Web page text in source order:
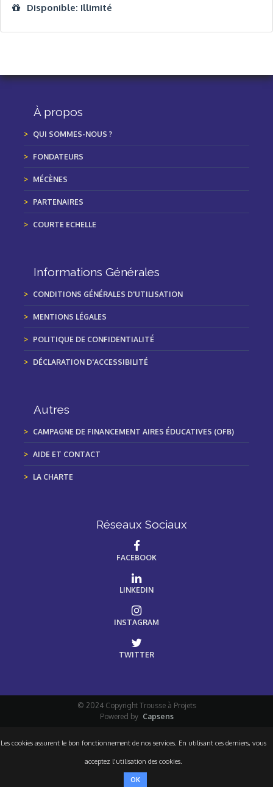
Disponible: Illimité
À propos
QUI SOMMES-NOUS ?
FONDATEURS
MÉCÈNES
PARTENAIRES
COURTE ECHELLE
Informations Générales
CONDITIONS GÉNÉRALES D'UTILISATION
MENTIONS LÉGALES
POLITIQUE DE CONFIDENTIALITÉ
DÉCLARATION D'ACCESSIBILITÉ
Autres
CAMPAGNE DE FINANCEMENT AIRES ÉDUCATIVES (OFB)
AIDE ET CONTACT
LA CHARTE
Réseaux Sociaux
FACEBOOK
LINKEDIN
INSTAGRAM
TWITTER
© 2024 Copyright Trousse à Projets
Powered by Capsens
Les cookies assurent le bon fonctionnement de nos services. En utilisant ces derniers, vous
acceptez l'utilisation des cookies.
OK